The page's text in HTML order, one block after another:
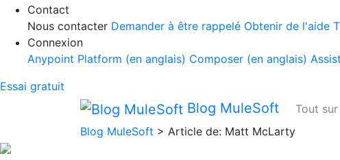
Contact
Nous contacter Demander à être rappelé Obtenir de l'aide
Connexion
Anypoint Platform (en anglais) Composer (en anglais)
Essai gratuit
Blog MuleSoft Tout
Blog MuleSoft > Article de: Matt McLarty